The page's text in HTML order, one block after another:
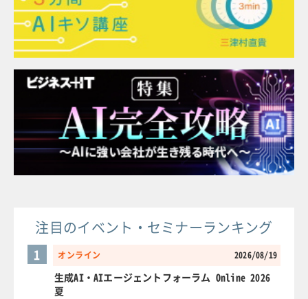
注目のイベント・セミナーランキング
オンライン 2026/08/19
1
生成AI・AIエージェントフォーラム Online 2026
夏